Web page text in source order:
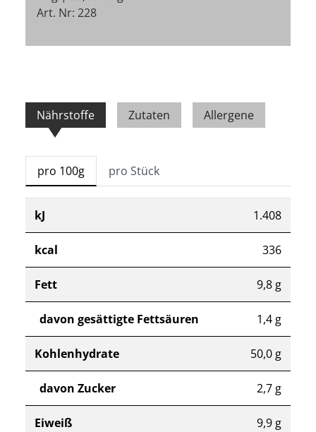
Art. Nr: 228
Nährstoffe Zutaten Allergene
pro 100g pro Stück
kJ 1.408
kcal 336
Fett 9,8 g
davon gesättigte Fettsäuren 1,4 g
Kohlenhydrate 50,0 g
davon Zucker 2,7 g
Eiweiß 9,9 g